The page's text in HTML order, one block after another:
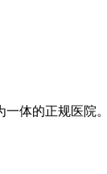
体的正规医院。